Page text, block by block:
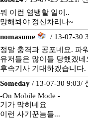
뭐 이런 염뱅할 일이..
망해봐야 정신차리나~
nomasume
/ 13-07-30
정말 충격과 공포네요. 파
유저들은 많이들 당했겠네
후속기사 기대하겠습니다.
Someday / 13-07-30 9:03/
-On Mobile Mode -
기가 막히네요
이런 사기꾼놈들...